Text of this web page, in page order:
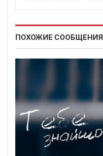
ПОХОЖИЕ СООБЩЕНИЯ